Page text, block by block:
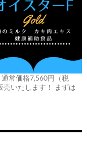
通常価格7,560円（税
いたします！ まずは